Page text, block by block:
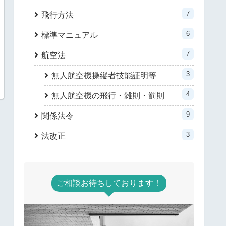
飛行方法 7
標準マニュアル 6
航空法 7
無人航空機操縦者技能証明等 3
無人航空機の飛行・雑則・罰則 4
関係法令 9
法改正 3
ご相談お待ちしております！